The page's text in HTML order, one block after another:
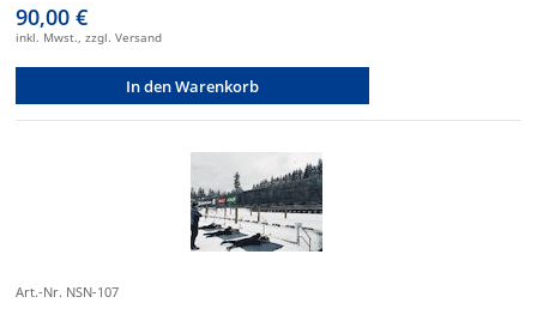
90,00 €
inkl. Mwst., zzgl. Versand
In den Warenkorb
Art.-Nr. NSN-107